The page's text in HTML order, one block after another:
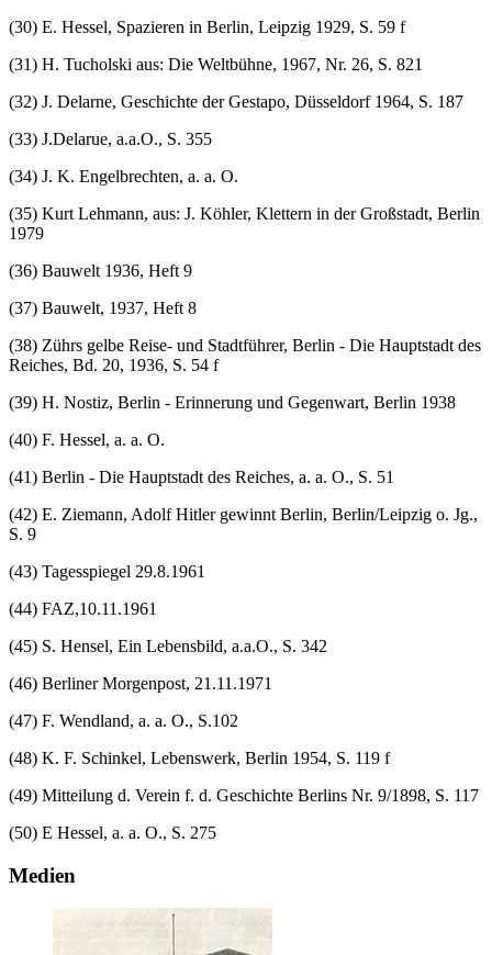
(30) E. Hessel, Spazieren in Berlin, Leipzig 1929, S. 59 f
(31) H. Tucholski aus: Die Weltbühne, 1967, Nr. 26, S. 821
(32) J. Delarne, Geschichte der Gestapo, Düsseldorf 1964, S. 187
(33) J.Delarue, a.a.O., S. 355
(34) J. K. Engelbrechten, a. a. O.
(35) Kurt Lehmann, aus: J. Köhler, Klettern in der Großstadt, Berlin
1979
(36) Bauwelt 1936, Heft 9
(37) Bauwelt, 1937, Heft 8
(38) Zührs gelbe Reise- und Stadtführer, Berlin - Die Hauptstadt des
Reiches, Bd. 20, 1936, S. 54 f
(39) H. Nostiz, Berlin - Erinnerung und Gegenwart, Berlin 1938
(40) F. Hessel, a. a. O.
(41) Berlin - Die Hauptstadt des Reiches, a. a. O., S. 51
(42) E. Ziemann, Adolf Hitler gewinnt Berlin, Berlin/Leipzig o. Jg.,
S. 9
(43) Tagesspiegel 29.8.1961
(44) FAZ,10.11.1961
(45) S. Hensel, Ein Lebensbild, a.a.O., S. 342
(46) Berliner Morgenpost, 21.11.1971
(47) F. Wendland, a. a. O., S.102
(48) K. F. Schinkel, Lebenswerk, Berlin 1954, S. 119 f
(49) Mitteilung d. Verein f. d. Geschichte Berlins Nr. 9/1898, S. 117
(50) E Hessel, a. a. O., S. 275
Medien